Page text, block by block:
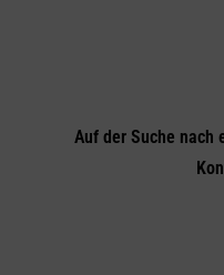
Auf der Suche nach